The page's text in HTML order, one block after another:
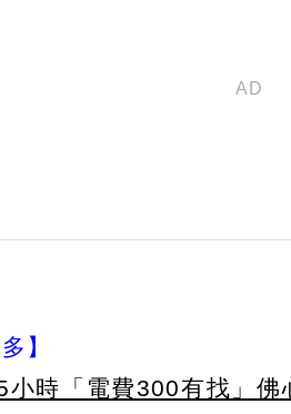
】
小時「電費300有找」